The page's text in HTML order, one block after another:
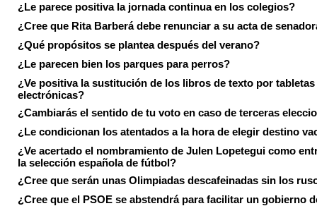
¿Le parece positiva la jornada continua en los colegios?
¿Cree que Rita Barberá debe renunciar a su acta de
¿Qué propósitos se plantea después del verano?
¿Le parecen bien los parques para perros?
¿Ve positiva la sustitución de los libros de texto por tabletas
electrónicas?
¿Cambiarás el sentido de tu voto en caso de terceras
¿Le condicionan los atentados a la hora de elegir destino
¿Ve acertado el nombramiento de Julen Lopetegui como
la selección española de fútbol?
¿Cree que serán unas Olimpiadas descafeinadas sin los
¿Cree que el PSOE se abstendrá para facilitar un gobierno